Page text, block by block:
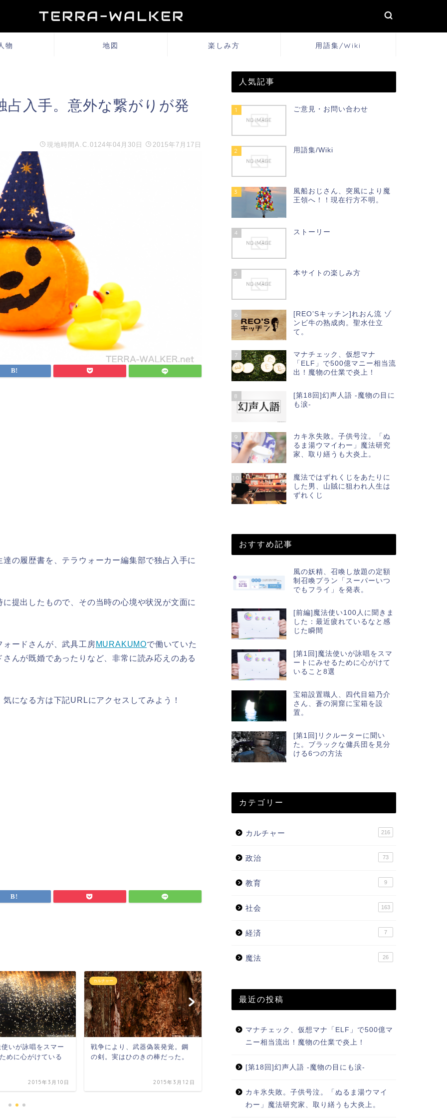
TERRA-WALKER
物 地図 楽しみ方 用語集/Wiki
占入手。意外な繋がりが発
現地時間 A.C.0124年04月30日 2015年7月17日
達の履歴書を、テラウォーカー編集部で独占入手に
に提出したもので、その当時の心境や状況が文面に
ードさんが、武具工房MURAKUMOで働いていた
んが既婚であったりなど、非常に読み応えのある
になる方は下記URLにアクセスしてみよう！
いが詠唱をスマー
めに心がけている
2015年3月10日
カルチャー
戦争により、武器偽装発覚。鋼
の剣。実はひのきの棒だった。
2015年3月12日
ゆるキャラ「はなっしー」、本
[第3回]魔法使いが詠唱をスマー
こと8選
人気記事
1 ご意見・お問い合わせ
2 用語集/Wiki
3
風船おじさん、突風により魔
王領へ！！現在行方不明。
4 ストーリー
5 本サイトの楽しみ方
6
[REO’Sキッチン]れおん流 ゾ
ンビ牛の熟成肉。聖水仕立
て。
7
マナチェック、仮想マナ
「ELF」で500億マニー相当流
出！魔物の仕業で炎上！
8
[第18回]幻声人語 -魔物の目に
も涙-
9
カキ氷失敗。子供号泣。「ぬ
るま湯ウマイわー」魔法研究
家、取り繕うも大炎上。
10
魔法ではずれくじをあたりに
した男、山賊に狙われ人生は
ずれくじ
おすすめ記事
風の妖精、召喚し放題の定額
制召喚プラン「スーパーいつ
でもフライ」を発表。
[前編]魔法使い100人に聞きま
した：最近疲れているなと感
じた瞬間
[第1回]魔法使いが詠唱をスマ
ートにみせるために心がけて
いること8選
宝箱設置職人、四代目箱乃介
さん、蒼の洞窟に宝箱を設
置。
[第1回]リクルーターに聞い
た。ブラックな傭兵団を見分
ける6つの方法
カテゴリー
カルチャー 216
政治 73
教育 9
社会 163
経済 7
魔法 26
最近の投稿
マナチェック、仮想マナ「ELF」で500億マ
ニー相当流出！魔物の仕業で炎上！
[第18回]幻声人語 -魔物の目にも涙-
カキ氷失敗。子供号泣。「ぬるま湯ウマイ
わー」魔法研究家、取り繕うも大炎上。